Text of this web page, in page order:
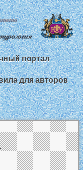
портал
для авторов